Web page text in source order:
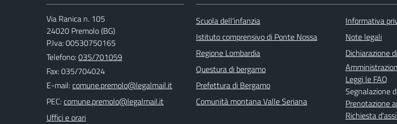
Via Ranica n. 105
24020 Premolo (BG)
P.Iva: 00530750165
Telefono:035/701059
Fax: 035/704024
E-mail:
PEC:
Uffici e orari
Scuola dell'infanzia
Istituto comprensivo di Ponte Nossa
Regione Lombardia
Questura di bergamo
Prefettura di Bergamo
Comunità montana Valle Seriana
Informativa
Note legali
Dichiarazione
Leggi le FAQ
Segnalazione
Prenotazione
Richiesta